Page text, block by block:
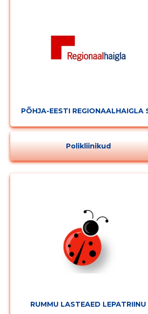
PÕHJA-EESTI REGIONAALHAIGLA
Polikliinikud
RUMMU LASTEAED LEPATRIINU